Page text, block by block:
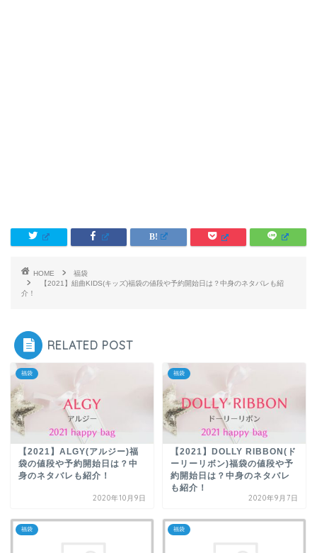
HOME
福袋
【2021】組曲KIDS(キッズ)福袋の値段や予約開始日は？中身のネタバレも紹
介！
RELATED POST
福袋
【2021】ALGY(アルジー)福
袋の値段や予約開始日は？中
身のネタバレも紹介！
2020年10月9日
福袋
【2021】DOLLY RIBBON(ド
ーリーリボン)福袋の値段や予
約開始日は？中身のネタバレ
も紹介！
2020年9月7日
福袋 福袋